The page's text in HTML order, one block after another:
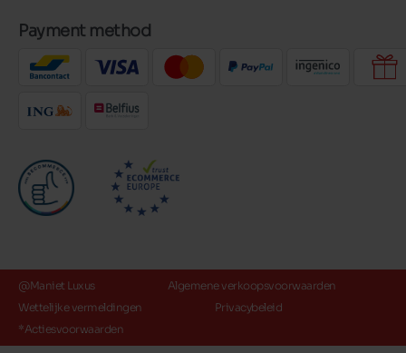
Payment method
@Maniet Luxus
Algemene verkoopsvoorwaarden
Wettelijke vermeldingen
Privacybeleid
*Actiesvoorwaarden